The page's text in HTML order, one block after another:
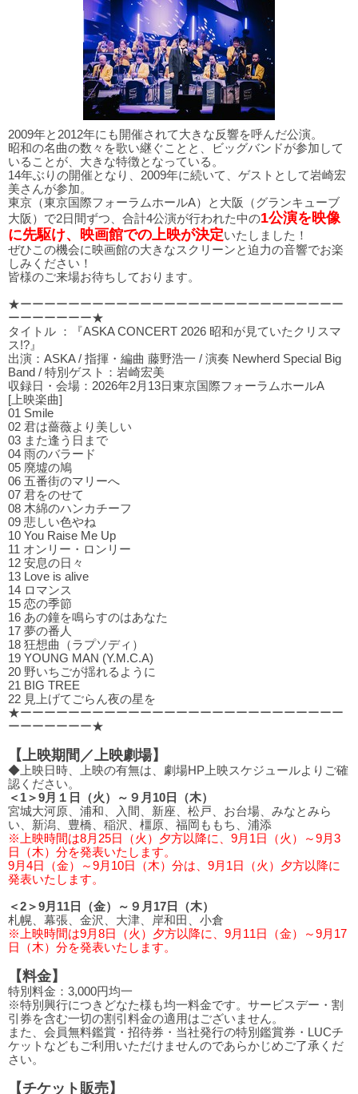
2009年と2012年にも開催されて大きな反響を呼んだ公演。
昭和の名曲の数々を歌い継ぐことと、ビッグバンドが参加して
いることが、大きな特徴となっている。
14年ぶりの開催となり、2009年に続いて、ゲストとして岩崎宏
美さんが参加。
東京（東京国際フォーラムホールA）と大阪（グランキューブ
大阪）で2日間ずつ、合計4公演が行われた中の1公演を映像
に先駆け、映画館での上映が決定いたしました！
ぜひこの機会に映画館の大きなスクリーンと迫力の音響でお楽
しみください！
皆様のご来場お待ちしております。
★ーーーーーーーーーーーーーーーーーーーーーーーーーーー
ーーーーーーー★
タイトル ：『ASKA CONCERT 2026 昭和が見ていたクリスマ
ス!?』
出演：ASKA / 指揮・編曲 藤野浩一 / 演奏 Newherd Special Big
Band / 特別ゲスト：岩崎宏美
収録日・会場：2026年2月13日東京国際フォーラムホールA
[上映楽曲]
01 Smile
02 君は薔薇より美しい
03 また逢う⽇まで
04 ⾬のバラード
05 廃墟の鳩
06 五番街のマリーへ
07 君をのせて
08 木綿のハンカチーフ
09 悲しい⾊やね
10 You Raise Me Up
11 オンリー・ロンリー
12 安息の⽇々
13 Love is alive
14 ロマンス
15 恋の季節
16 あの鐘を鳴らすのはあなた
17 夢の番⼈
18 狂想曲（ラプソディ）
19 YOUNG MAN (Y.M.C.A)
20 野いちごが揺れるように
21 BIG TREE
22 ⾒上げてごらん夜の星を
★ーーーーーーーーーーーーーーーーーーーーーーーーーーー
ーーーーーーー★
【上映期間／上映劇場】
◆上映日時、上映の有無は、劇場HP上映スケジュールよりご確
認ください。
＜1＞9月１日（火）～９月10日（木）
宮城大河原、浦和、入間、新座、松戸、お台場、みなとみら
い、新潟、豊橋、稲沢、橿原、福岡ももち、浦添
※上映時間は8月25日（火）夕方以降に、9月1日（火）～9月3
日（木）分を発表いたします。
9月4日（金）～9月10日（木）分は、9月1日（火）夕方以降に
発表いたします。
＜2＞9月11日（金）～９月17日（木）
札幌、幕張、金沢、大津、岸和田、小倉
※上映時間は9月8日（火）夕方以降に、9月11日（金）～9月17
日（木）分を発表いたします。
【料金】
特別料金：3,000円均一
※特別興行につきどなた様も均一料金です。サービスデー・割
引券を含む一切の割引料金の適用はございません。
また、会員無料鑑賞・招待券・当社発行の特別鑑賞券・LUCチ
ケットなどもご利用いただけませんのであらかじめご了承くだ
さい。
【チケット販売】